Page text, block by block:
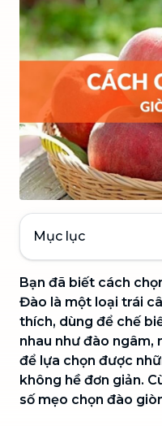
Mục lục
Bạn đã biết cách
Đào là một loại trái
thích, dùng để chế
nhau như đào ngâm,
để lựa chọn được
không hề đơn giản.
số mẹo chọn đào